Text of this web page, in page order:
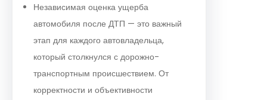
Независимая оценка ущерба
автомобиля после ДТП — это важный
этап для каждого автовладельца,
который столкнулся с дорожно-
транспортным происшествием. От
корректности и объективности